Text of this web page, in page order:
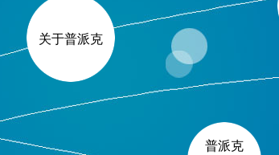
关于普派克
普派克